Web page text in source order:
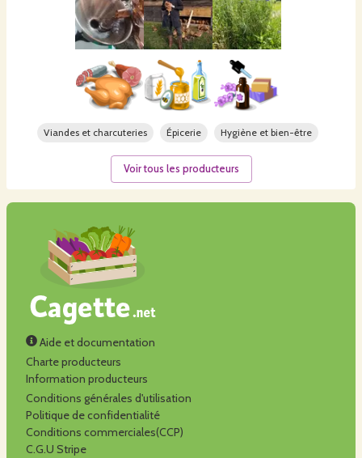
Viandes et charcuteries Épicerie Hygiène et bien-être
Voir tous les producteurs
Aide et documentation
Charte producteurs
Information producteurs
Conditions générales d'utilisation
Politique de confidentialité
Conditions commerciales(CCP)
C.G.U Stripe